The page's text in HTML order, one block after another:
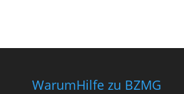
WarumHilfe zu BZMG